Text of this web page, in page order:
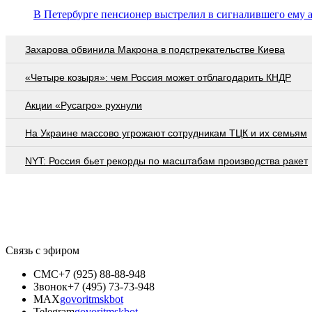
В Петербурге пенсионер выстрелил в сигналившего ему
Захарова обвинила Макрона в подстрекательстве Киева
«Четыре козыря»: чем Россия может отблагодарить КНДР
Акции «Русагро» рухнули
На Украине массово угрожают сотрудникам ТЦК и их семьям
NYT: Россия бьет рекорды по масштабам производства ракет
Связь с эфиром
СМС+7 (925) 88-88-948
Звонок+7 (495) 73-73-948
MAXgovoritmskbot